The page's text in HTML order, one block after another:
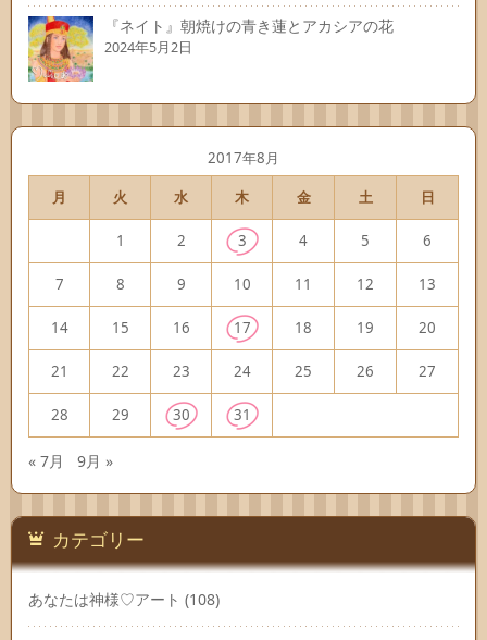
『ネイト』朝焼けの青き蓮とアカシアの花
2024年5月2日
2017年8月
月
火 水 木 金 土 日
1 2 3 4 5 6
7 8 9 10 11 12 13
14 15 16 17 18 19 20
21 22 23 24 25 26 27
28 29 30 31
« 7月 9月 »
カテゴリー
あなたは神様♡アート (108)